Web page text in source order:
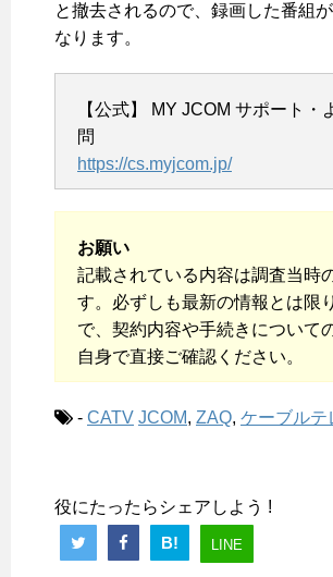
と撤去されるので、録画した番組
なります。
【公式】 MY JCOM サポート・
問
https://cs.myjcom.jp/
お願い
記載されている内容は調査当時
す。必ずしも最新の情報とは限
で、契約内容や手続きについて
自身で直接ご確認ください。
- CATV JCOM, ZAQ, ケーブルテ
役にたったらシェアしよう !
B!
LINE